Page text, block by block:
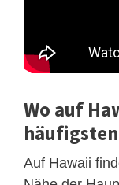
Wo auf
Auf Hawaii